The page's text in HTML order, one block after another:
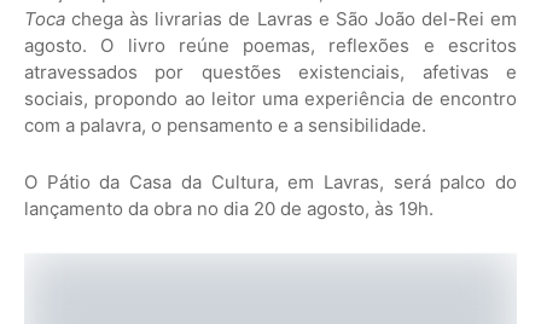
Toca chega às livrarias de Lavras e São João del-Rei em
agosto. O livro reúne poemas, reflexões e escritos
atravessados por questões existenciais, afetivas e
sociais, propondo ao leitor uma experiência de encontro
com a palavra, o pensamento e a sensibilidade.
O Pátio da Casa da Cultura, em Lavras, será palco do
lançamento da obra no dia 20 de agosto, às 19h.